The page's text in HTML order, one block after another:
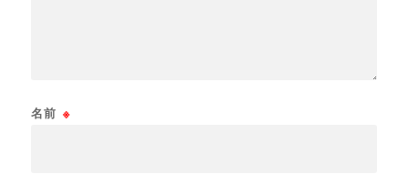
名前 ※